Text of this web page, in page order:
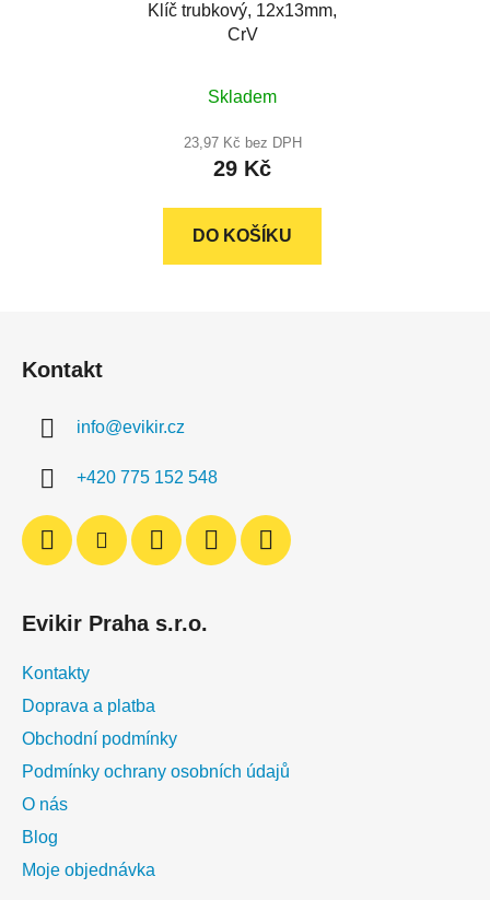
Klíč trubkový, 12x13mm,
CrV
Skladem
23,97 Kč bez DPH
29 Kč
DO KOŠÍKU
Kontakt
info@evikir.cz
+420 775 152 548
Evikir Praha s.r.o.
Kontakty
Doprava a platba
Obchodní podmínky
Podmínky ochrany osobních údajů
O nás
Blog
Moje objednávka